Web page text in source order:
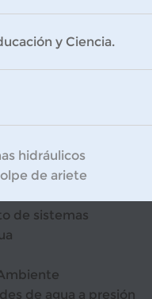
y Ciencia.
hidráulicos
de ariete
de sistemas
de agua a presión